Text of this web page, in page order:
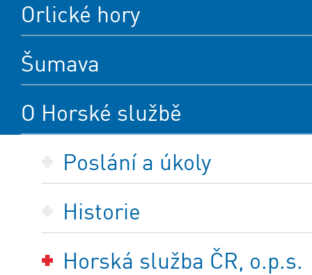
Orlické hory
Šumava
O Horské službě
Poslání a úkoly
Historie
Horská služba ČR, o.p.s.